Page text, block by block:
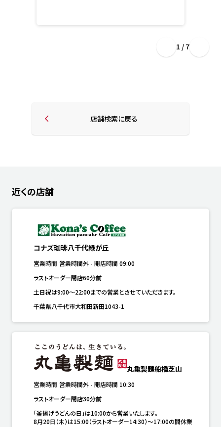
1 / 7
店舗検索に戻る
近くの店舗
コナズ珈琲八千代緑が丘
営業時間 営業時間外 - 開店時間 09:00
ラストオーダー閉店60分前
土日祝は9:00～22:00までの営業とさせていただきます。
千葉県八千代市大和田新田1043-1
丸亀製麺船橋芝山
営業時間 営業時間外 - 開店時間 10:30
ラストオーダー閉店30分前
「釜揚げうどんの日」は10:00から営業いたします。
8月20日（木）は15:00（ラストオーダー14:30）～17:00の間休業